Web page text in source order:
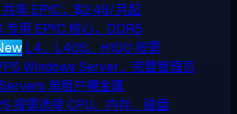
共享 EPYC，$2.48/月起
专用 EPYC 核心，DDR5
L4、L40S、H100 按需
Windows Server，完整管理员
单租户裸金属
按需选择 CPU、内存、磁盘